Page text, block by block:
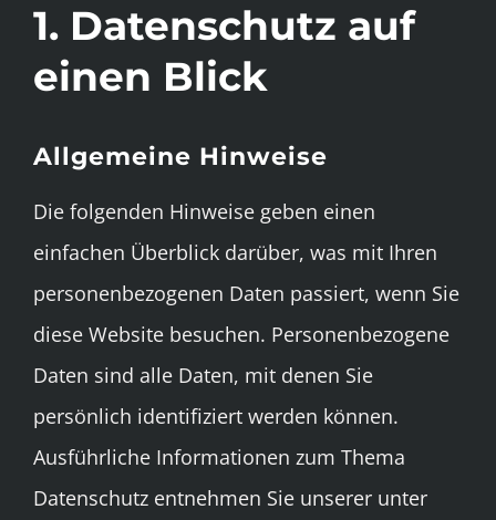
1. Datenschutz auf
einen Blick
Allgemeine Hinweise
Die folgenden Hinweise geben einen
einfachen Überblick darüber, was mit Ihren
personenbezogenen Daten passiert, wenn Sie
diese Website besuchen. Personenbezogene
Daten sind alle Daten, mit denen Sie
persönlich identifiziert werden können.
Ausführliche Informationen zum Thema
Datenschutz entnehmen Sie unserer unter